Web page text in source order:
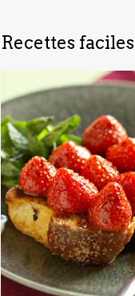
Recettes faciles